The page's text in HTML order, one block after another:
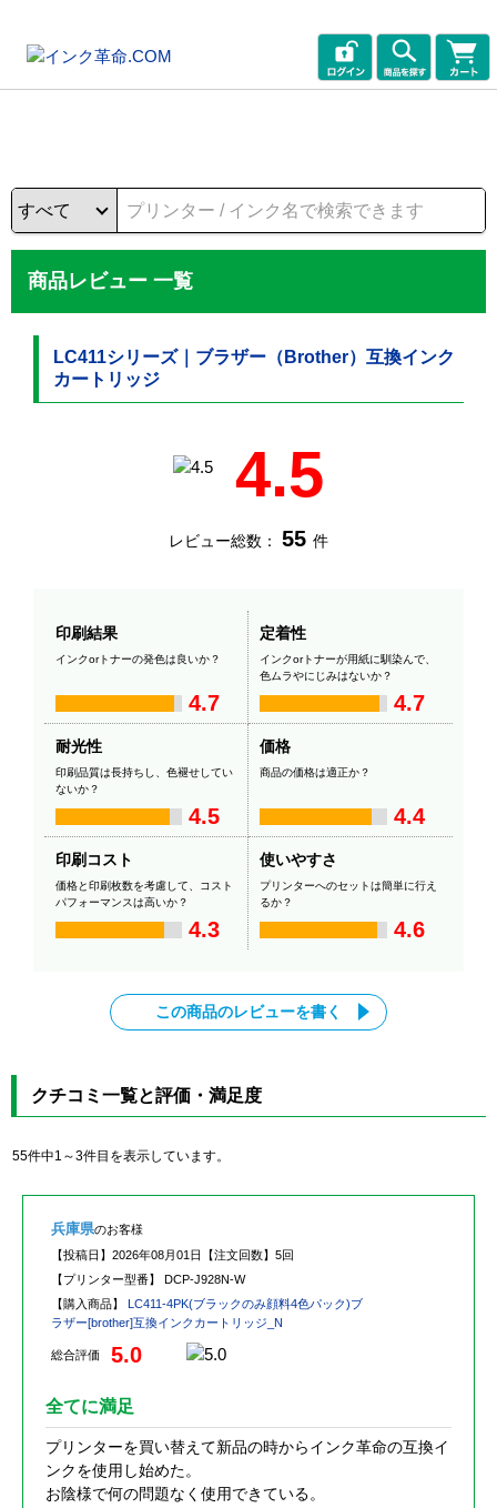
商品レビュー 一覧
LC411シリーズ｜ブラザー（Brother）互換インク
カートリッジ
4.5
レビュー総数： 55 件
印刷結果
インクorトナーの発色は良いか？
4.7
定着性
インクorトナーが用紙に馴染んで、
色ムラやにじみはないか？
4.7
耐光性
印刷品質は長持ちし、色褪せしてい
ないか？
4.5
価格
商品の価格は適正か？
4.4
印刷コスト
価格と印刷枚数を考慮して、コスト
パフォーマンスは高いか？
4.3
使いやすさ
プリンターへのセットは簡単に行え
るか？
4.6
この商品のレビューを書く
クチコミ一覧と評価・満足度
55件中1～3件目を表示しています。
兵庫県のお客様
【投稿日】 2026年08月01日 【注文回数】 5回
【プリンター型番】 DCP-J928N-W
【購入商品】 LC411-4PK(ブラックのみ顔料4色パック)ブ
ラザー[brother]互換インクカートリッジ_N
総合評価 5.0
全てに満足
プリンターを買い替えて新品の時からインク革命の互換イ
ンクを使用し始めた。
お陰様で何の問題なく使用できている。